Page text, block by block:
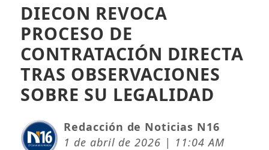
DIECON REVOCA
PROCESO DE
CONTRATACIÓN DIRECTA
TRAS OBSERVACIONES
SOBRE SU LEGALIDAD
Redacción de Noticias N16
1 de abril de 2026 | 11:04 AM